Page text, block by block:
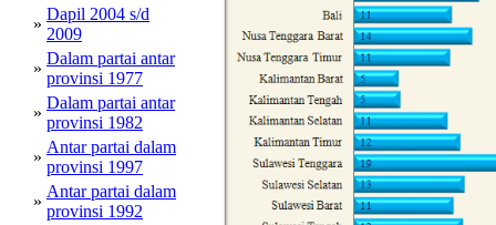
»
Dapil 2004 s/d
2009
»
Dalam partai antar
provinsi 1977
»
Dalam partai antar
provinsi 1982
»
Antar partai dalam
provinsi 1997
»
Antar partai dalam
provinsi 1992